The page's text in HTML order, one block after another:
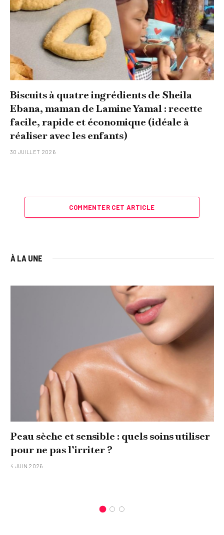
Biscuits à quatre ingrédients de Sheila
Ebana, maman de Lamine Yamal : recette
facile, rapide et économique (idéale à
réaliser avec les enfants)
30 JUILLET 2026
COMMENTER CET ARTICLE
À LA UNE
Peau sèche et sensible : quels soins utiliser
pour ne pas l’irriter ?
4 JUIN 2026